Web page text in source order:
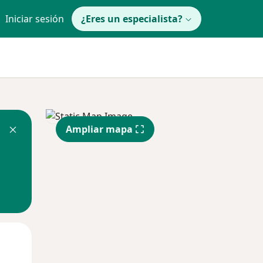
Iniciar sesión ¿Eres un especialista?
Ampliar mapa